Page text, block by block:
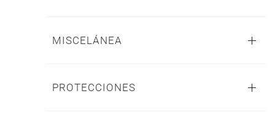
MISCELÁNEA
PROTECCIONES